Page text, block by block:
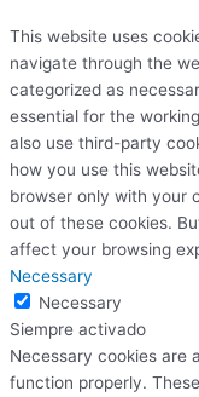
This website uses
navigate through the
categorized as
essential for the
also use third-party
how you use this
browser only with your
out of these cookies.
affect your browsing
Necessary
Necessary
Siempre activado
Necessary cookies are
function properly.